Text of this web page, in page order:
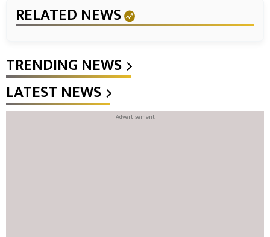
RELATED NEWS
TRENDING NEWS
LATEST NEWS